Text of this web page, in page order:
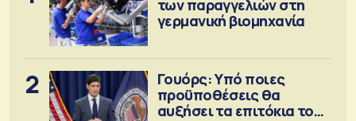
των παραγγελιών στη
γερμανική βιομηχανία
2
Γουόρς: Υπό ποιες
προϋποθέσεις θα
αυξήσει τα επιτόκια τον